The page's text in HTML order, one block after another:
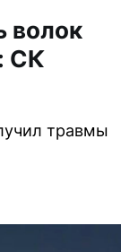
волок
СК
травмы